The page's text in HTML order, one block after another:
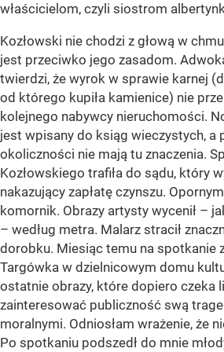
właścicielom, czyli siostrom
Kozłowski nie chodzi z głową w
jest przeciwko jego zasadom.
twierdzi, że wyrok w sprawie karnej
od którego kupiła kamienice) nie
kolejnego nabywcy nieruchomości.
jest wpisany do ksiąg wieczystych, a
okoliczności nie mają tu znaczenia.
Kozłowskiego trafiła do sądu, który
nakazujący zapłatę czynszu.
komornik. Obrazy artysty wycenił –
– według metra. Malarz stracił
dorobku. Miesiąc temu na spotkanie
Targówka w dzielnicowym domu
ostatnie obrazy, które dopiero czeka
zainteresować publiczność swą
moralnymi. Odniosłam wrażenie, że
Po spotkaniu podszedł do mnie